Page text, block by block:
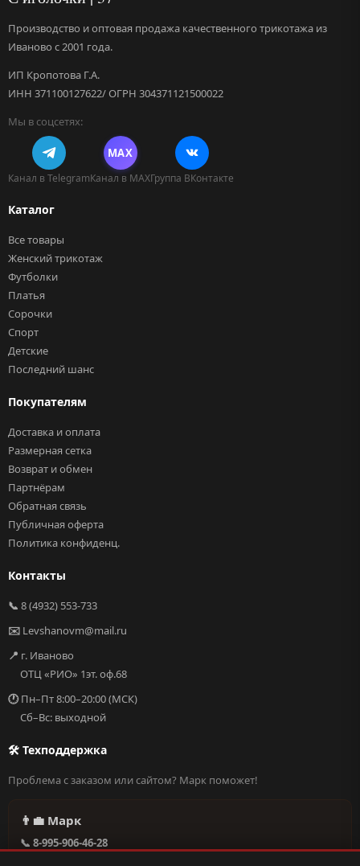
Производство и оптовая продажа качественного трикотажа из
Иваново с 2001 года.
ИП Кропотова Г.А.
ИНН 371100127622/ ОГРН 304371121500022
Мы в соцсетях:
Канал в Telegram
MAX
Канал в MAXГруппа ВКонтакте
Каталог
Все товары
Женский трикотаж
Футболки
Платья
Сорочки
Спорт
Детские
Последний шанс
Покупателям
Доставка и оплата
Размерная сетка
Возврат и обмен
Партнёрам
Обратная связь
Публичная оферта
Политика конфиденц.
Контакты
📞 8 (4932) 553-733
✉️ Levshanovm@mail.ru
📍 г. Иваново
ОТЦ «РИО» 1эт. оф.68
🕐Пн–Пт 8:00–20:00 (МСК)
Сб–Вс: выходной
🛠 Техподдержка
Проблема с заказом или сайтом? Марк поможет!
👨‍💼 Марк
📞 8-995-906-46-28